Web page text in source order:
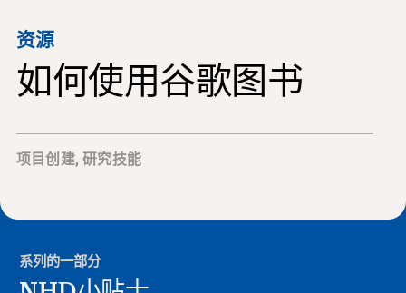
教师资源
课堂工具
研究所
新闻与事件
资源
如何使用谷歌图书
项目创建,研究技能
系列的一部分